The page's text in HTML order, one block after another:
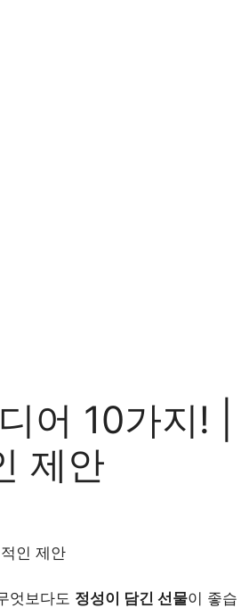
어 10가지! |
제안
인 제안
엇보다도 정성이 담긴 선물이 좋습